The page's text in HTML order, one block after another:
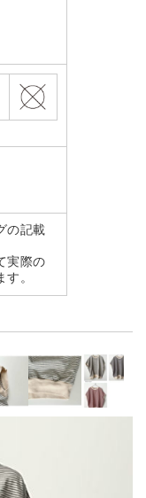
の記載
実際の
。